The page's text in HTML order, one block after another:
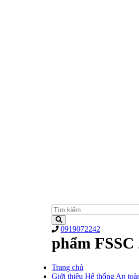
0919072242
phẩm FSSC
Trang chủ
Giới thiệu Hệ thống An